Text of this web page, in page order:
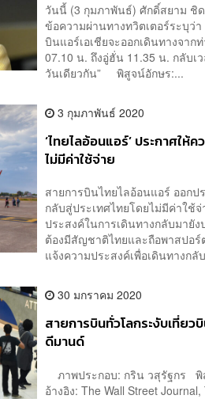
วันนี้ (3 กุมภาพันธ์) ศักดิ์สยาม ชิ
ข้อความผ่านทางทวิตเตอร์ระบุว่
บินแอร์เอเชียจะออกเดินทางจา
07.10 น. ถึงอู่ฮั่น 11.35 น. กลับเ
วันเดียวกัน” พิสูจน์อักษร:...
3 กุมภาพันธ์ 2020
‘ไทยไลอ้อนแอร์’ ประกาศให้
ไม่มีค่าใช้จ่าย
สายการบินไทยไลอ้อนแอร์ ออก
กลับสู่ประเทศไทยโดยไม่มีค่าใช้
ประสงค์ในการเดินทางกลับมายั
ต้องมีสัญชาติไทยและถือพาสปอ
แจ้งความประสงค์เพื่อเดินทางก
30 มกราคม 2020
สายการบินทั่วโลกระงับเที่ยว
ดีมานด์
ภาพประกอบ: กริน วสุรัฐกร พิ
อ้างอิง: The Wall Street